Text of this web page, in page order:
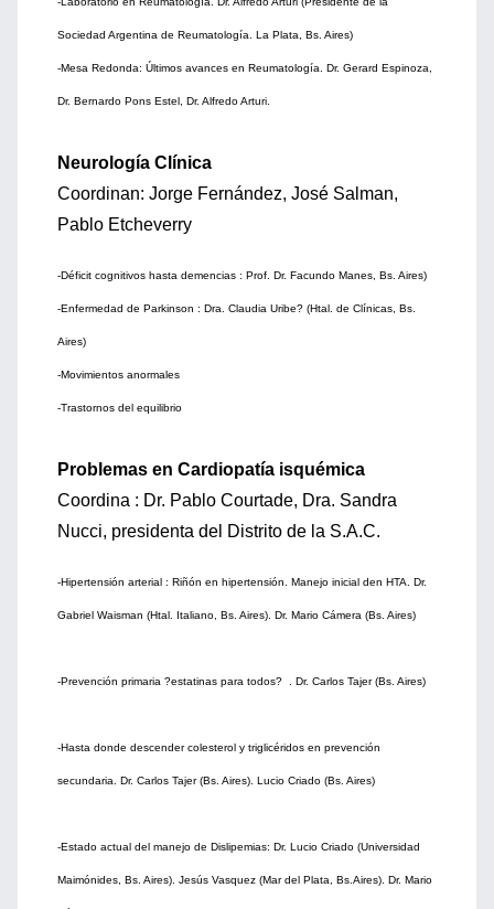
Sociedad Argentina de Reumatología. La Plata, Bs. Aires)
-Mesa Redonda: Últimos avances en Reumatología. Dr. Gerard Espinoza,
Dr. Bernardo Pons Estel, Dr. Alfredo Arturi.
Neurología Clínica
Coordinan: Jorge Fernández, José Salman,
Pablo Etcheverry
-Déficit cognitivos hasta demencias : Prof. Dr. Facundo Manes, Bs. Aires)
-Enfermedad de Parkinson : Dra. Claudia Uribe? (Htal. de Clínicas, Bs.
Aires)
-Movimientos anormales
-Trastornos del equilibrio
Problemas en Cardiopatía isquémica
Coordina : Dr. Pablo Courtade, Dra. Sandra
Nucci, presidenta del Distrito de la S.A.C.
-Hipertensión arterial : Riñón en hipertensión. Manejo inicial den HTA. Dr.
Gabriel Waisman (Htal. Italiano, Bs. Aires). Dr. Mario Cámera (Bs. Aires)
-Prevención primaria ?estatinas para todos? . Dr. Carlos Tajer (Bs. Aires)
-Hasta donde descender colesterol y triglicéridos en prevención
secundaria. Dr. Carlos Tajer (Bs. Aires). Lucio Criado (Bs. Aires)
-Estado actual del manejo de Dislipemias: Dr. Lucio Criado (Universidad
Maimónides, Bs. Aires). Jesús Vasquez (Mar del Plata, Bs.Aires). Dr. Mario